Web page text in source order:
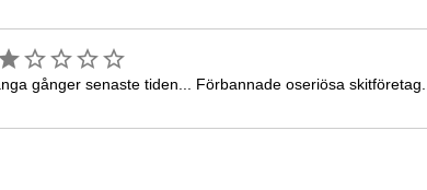
gånger senaste tiden... Förbannade oseriösa skitföretag...